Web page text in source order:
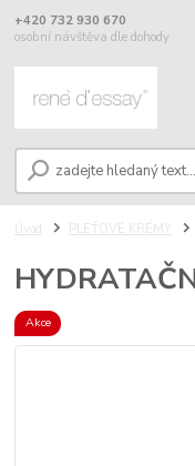
+420 732 930 670
osobní návštěva dle dohody
Úvod PLEŤOVÉ KRÉMY
Akce